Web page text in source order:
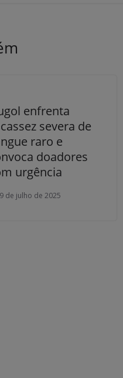
enfrenta
severa de
raro e
doadores
urgência
de julho de 2025